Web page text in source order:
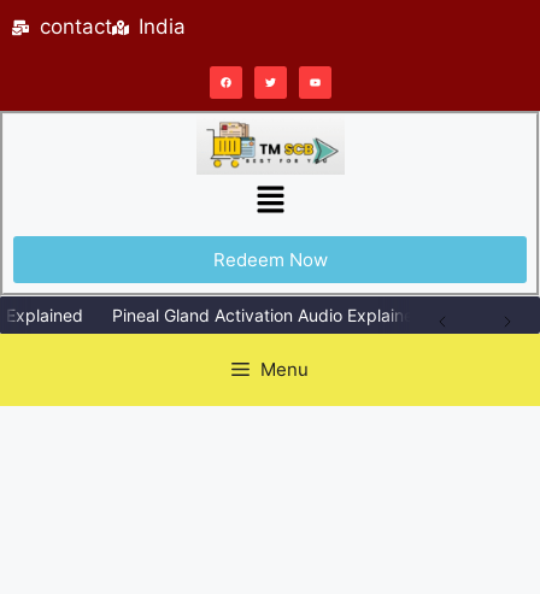
contact India
Redeem Now
Pineal Gland Activation Audio Explained Simply
Menu